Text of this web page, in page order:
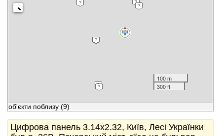
100 m
300 ft
об'єкти поблизу (9)
Цифрова панель 3.14x2.32, Київ, Лесі Українки